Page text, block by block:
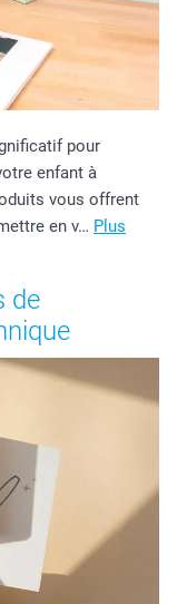
pour
enfant à
vous offrent
en v… Plus
de